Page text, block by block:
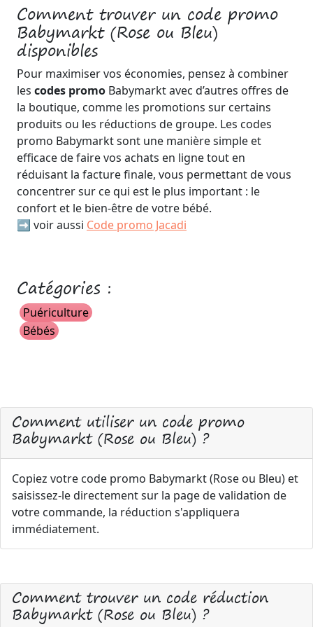
Comment trouver un code promo
Babymarkt (Rose ou Bleu)
disponibles
Pour maximiser vos économies, pensez à combiner
les codes promo Babymarkt avec d’autres offres de
la boutique, comme les promotions sur certains
produits ou les réductions de groupe. Les codes
promo Babymarkt sont une manière simple et
efficace de faire vos achats en ligne tout en
réduisant la facture finale, vous permettant de vous
concentrer sur ce qui est le plus important : le
confort et le bien-être de votre bébé.
➡️ voir aussi Code promo Jacadi
Catégories :
Puériculture
Bébés
Comment utiliser un code promo
Babymarkt (Rose ou Bleu) ?
Copiez votre code promo Babymarkt (Rose ou Bleu) et
saisissez-le directement sur la page de validation de
votre commande, la réduction s'appliquera
immédiatement.
Comment trouver un code réduction
Babymarkt (Rose ou Bleu) ?